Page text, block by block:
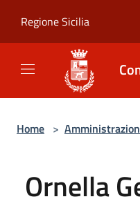
Regione Sicilia
Home >
Ornella